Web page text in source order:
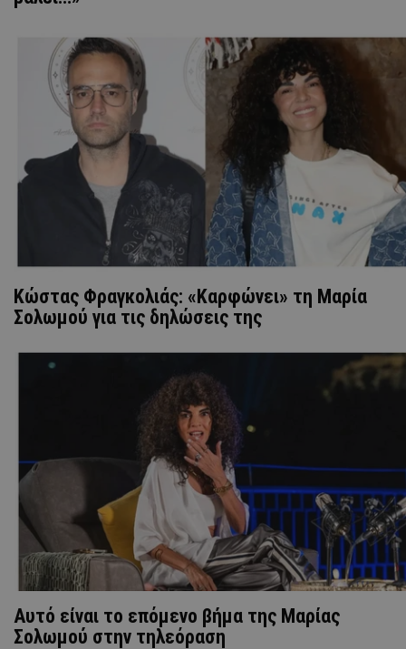
Κώστας Φραγκολιάς: «Καρφώνει» τη Μαρία
Σολωμού για τις δηλώσεις της
Αυτό είναι το επόμενο βήμα της Μαρίας
Σολωμού στην τηλεόραση